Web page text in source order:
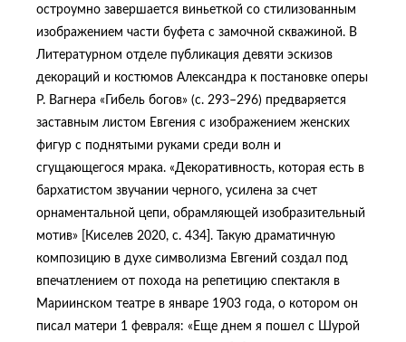
остроумно завершается виньеткой со стилизованным
изображением части буфета с замочной скважиной. В
Литературном отделе публикация девяти эскизов
декораций и костюмов Александра к постановке оперы
Р. Вагнера «Гибель богов» (с. 293–296) предваряется
заставным листом Евгения с изображением женских
фигур с поднятыми руками среди волн и
сгущающегося мрака. «Декоративность, которая есть в
бархатистом звучании черного, усилена за счет
орнаментальной цепи, обрамляющей изобразительный
мотив» [Киселев 2020, с. 434]. Такую драматичную
композицию в духе символизма Евгений создал под
впечатлением от похода на репетицию спектакля в
Мариинском театре в январе 1903 года, о котором он
писал матери 1 февраля: «Еще днем я пошел с Шурой